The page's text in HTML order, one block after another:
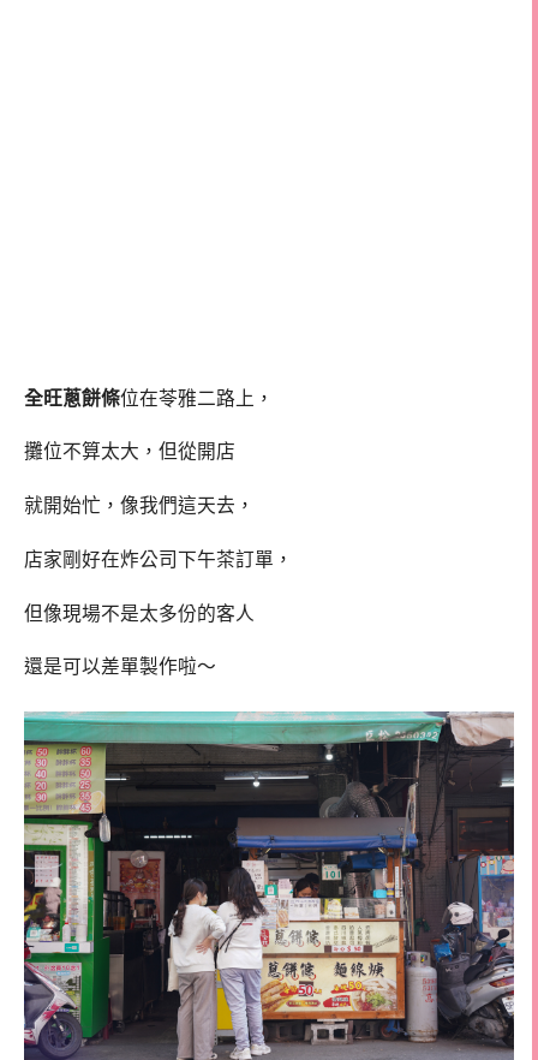
全旺蔥餅條位在苓雅二路上，
攤位不算太大，但從開店
就開始忙，像我們這天去，
店家剛好在炸公司下午茶訂單，
但像現場不是太多份的客人
還是可以差單製作啦～